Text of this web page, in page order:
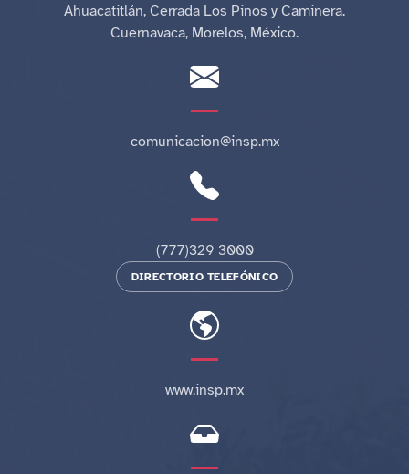
Ahuacatitlán, Cerrada Los Pinos y Caminera.
Cuernavaca, Morelos, México.
comunicacion@insp.mx
(777)329 3000
DIRECTORIO TELEFÓNICO
www.insp.mx